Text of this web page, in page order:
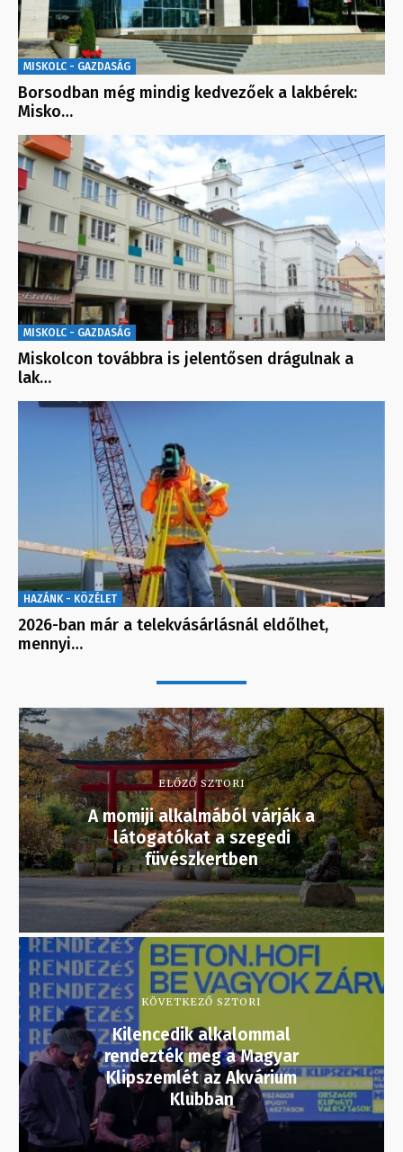
MISKOLC - GAZDASÁG
Borsodban még mindig kedvezőek a lakbérek:
Misko…
MISKOLC - GAZDASÁG
Miskolcon továbbra is jelentősen drágulnak a
lak…
HAZÁNK - KÖZÉLET
2026-ban már a telekvásárlásnál eldőlhet,
mennyi…
ELŐZŐ SZTORI
A momiji alkalmából várják a
látogatókat a szegedi
füvészkertben
KÖVETKEZŐ SZTORI
Kilencedik alkalommal
rendezték meg a Magyar
Klipszemlét az Akvárium
Klubban